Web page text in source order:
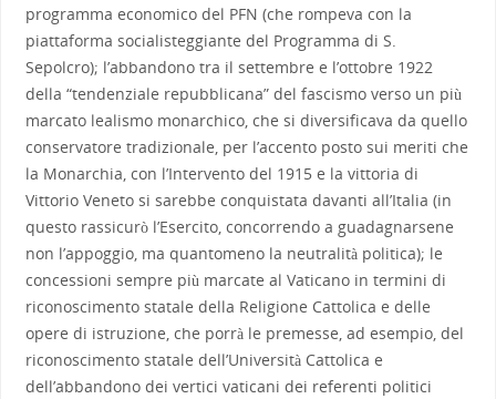
programma economico del PFN (che rompeva con la
piattaforma socialisteggiante del Programma di S.
Sepolcro); l’abbandono tra il settembre e l’ottobre 1922
della “tendenziale repubblicana” del fascismo verso un più
marcato lealismo monarchico, che si diversificava da quello
conservatore tradizionale, per l’accento posto sui meriti che
la Monarchia, con l’Intervento del 1915 e la vittoria di
Vittorio Veneto si sarebbe conquistata davanti all’Italia (in
questo rassicurò l’Esercito, concorrendo a guadagnarsene
non l’appoggio, ma quantomeno la neutralità politica); le
concessioni sempre più marcate al Vaticano in termini di
riconoscimento statale della Religione Cattolica e delle
opere di istruzione, che porrà le premesse, ad esempio, del
riconoscimento statale dell’Università Cattolica e
dell’abbandono dei vertici vaticani dei referenti politici